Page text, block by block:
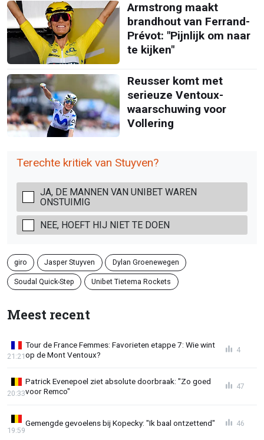
Armstrong maakt
brandhout van Ferrand-
Prévot: "Pijnlijk om naar
te kijken"
Reusser komt met
serieuze Ventoux-
waarschuwing voor
Vollering
Terechte kritiek van Stuyven?
JA, DE MANNEN VAN UNIBET WAREN
ONSTUIMIG
NEE, HOEFT HIJ NIET TE DOEN
giro Jasper Stuyven Dylan Groenewegen
Soudal Quick-Step Unibet Tietema Rockets
Meest recent
Tour de France Femmes: Favorieten etappe 7: Wie wint
op de Mont Ventoux?
21:21
4
Patrick Evenepoel ziet absolute doorbraak: "Zo goed
voor Remco"
20:33
47
Gemengde gevoelens bij Kopecky: "Ik baal ontzettend"
19:59
46